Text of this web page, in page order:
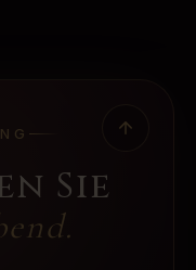
Sie